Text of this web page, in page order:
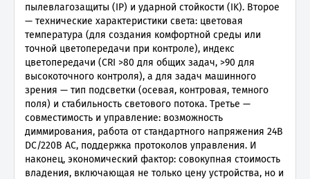
пылевлагозащиты (IP) и ударной стойкости (IK). Второе
— технические характеристики света: цветовая
температура (для создания комфортной среды или
точной цветопередачи при контроле), индекс
цветопередачи (CRI >80 для общих задач, >90 для
высокоточного контроля), а для задач машинного
зрения — тип подсветки (осевая, контровая, темного
поля) и стабильность светового потока. Третье —
совместимость и управление: возможность
диммирования, работа от стандартного напряжения 24В
DC/220В AC, поддержка протоколов управления. И
наконец, экономический фактор: совокупная стоимость
владения, включающая не только цену устройства, но и